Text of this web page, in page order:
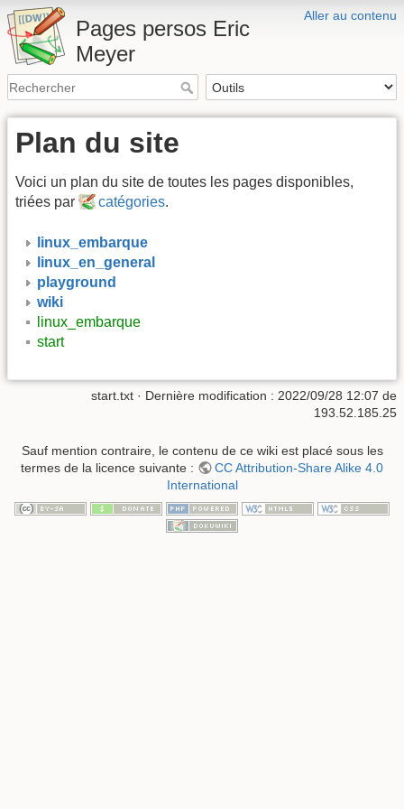
Aller au contenu
Pages persos Eric
Meyer
Plan du site
Voici un plan du site de toutes les pages disponibles,
triées par
catégories.
linux_embarque
linux_en_general
playground
wiki
linux_embarque
start
start.txt · Dernière modification : 2022/09/28 12:07 de
193.52.185.25
Sauf mention contraire, le contenu de ce wiki est placé sous les
termes de la licence suivante :
CC Attribution-Share Alike 4.0
International